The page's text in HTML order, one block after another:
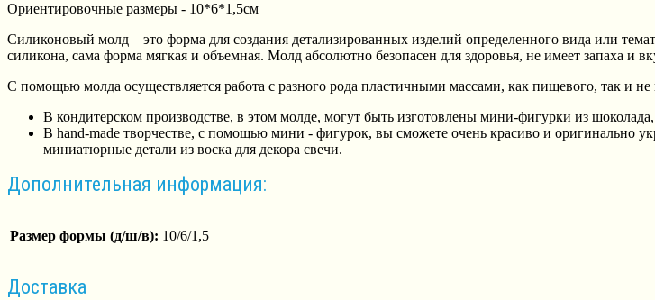
Ориентировочные размеры - 10*6*1,5см
Силиконовый молд – это форма для создания детализированных изделий определенного вида или
силикона, сама форма мягкая и объемная. Молд абсолютно безопасен для здоровья, не имеет запаха и
С помощью молда осуществляется работа с разного рода пластичными массами, как пищевого, так и не
В кондитерском производстве, в этом молде, могут быть изготовлены мини-фигурки из
В hand-made творчестве, с помощью мини - фигурок, вы сможете очень красиво и оригинально
миниатюрные детали из воска для декора свечи.
Дополнительная информация:
Размер формы (д/ш/в): 10/6/1,5
Доставка